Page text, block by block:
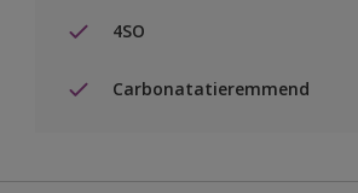
4SO
Carbonatatieremmend